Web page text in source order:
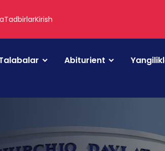
TadbirlarKirish
Abiturient